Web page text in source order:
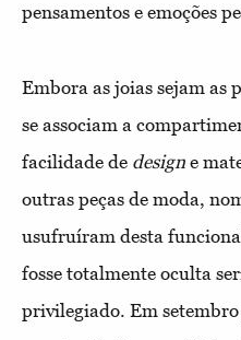
pensamentos e emoções
Embora as joias sejam as
se associam a
facilidade de design e
outras peças de moda,
usufruíram desta
fosse totalmente oculta
privilegiado. Em